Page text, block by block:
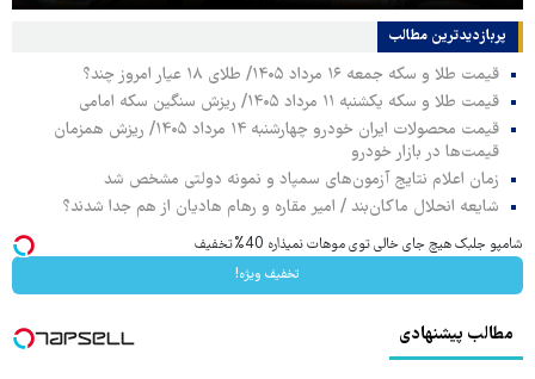
پربازدیدترین‌ مطالب
قیمت طلا و سکه جمعه ۱۶ مرداد ۱۴۰۵/ طلای ۱۸ عیار امروز چند؟
قیمت طلا و سکه یکشنبه ۱۱ مرداد ۱۴۰۵/ ریزش سنگین سکه امامی
قیمت محصولات ایران خودرو چهارشنبه ۱۴ مرداد ۱۴۰۵/ ریزش همزمان
قیمت‌ها در بازار خودرو
زمان اعلام نتایج آزمون‌های سمپاد و نمونه دولتی مشخص شد
شایعه انحلال ماکان‌بند / امیر مقاره و رهام هادیان از هم جدا شدند؟
شامپو جلبک هیچ جای خالی توی موهات نمیذاره 40%تخفیف
تخفیف ویژه!
مطالب پیشنهادی